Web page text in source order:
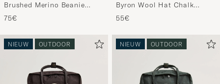
Brushed Merino Beanie
Black
75€
Byron Wool Hat Chalk
White
55€
NIEUW OUTDOOR NIEUW OUTDOOR